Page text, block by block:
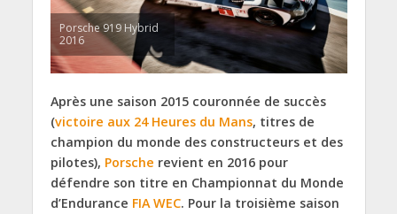
Porsche 919 Hybrid
2016
Après une saison 2015 couronnée de succès
(victoire aux 24 Heures du Mans, titres de
champion du monde des constructeurs et des
pilotes), Porsche revient en 2016 pour
défendre son titre en Championnat du Monde
d’Endurance FIA WEC. Pour la troisième saison